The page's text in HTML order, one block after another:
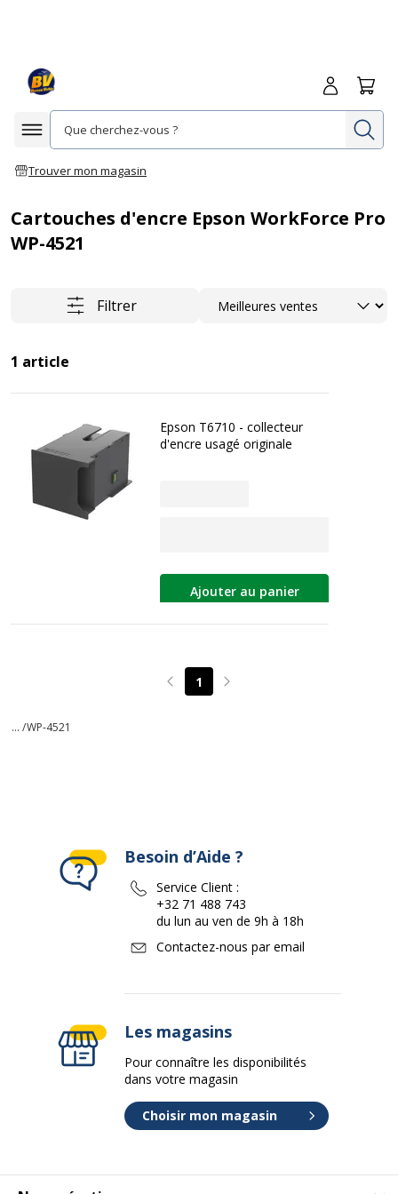
Afficher la navigation
Trouver mon magasin
Me
Cartouches d'encre Epson WorkForce Pro
WP-4521
Filtrer Trier
1 article
Epson T6710 - collecteur
d'encre usagé originale
Ajouter au panier
Page précédente
1 Page suivante
... /WP-4521
Besoin d’Aide ?
Service Client :
+32 71 488 743
du lun au ven de 9h à 18h
Contactez-nous par email
Les magasins
Pour connaître les disponibilités
dans votre magasin
Choisir mon magasin